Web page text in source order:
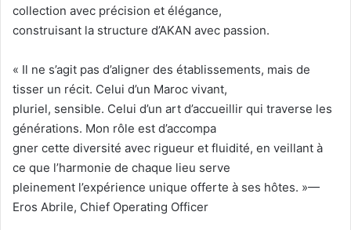
collection avec précision et élégance,
construisant la structure d’AKAN avec passion.
« Il ne s’agit pas d’aligner des établissements, mais de
tisser un récit. Celui d’un Maroc vivant,
pluriel, sensible. Celui d’un art d’accueillir qui traverse les
générations. Mon rôle est d’accompa
gner cette diversité avec rigueur et fluidité, en veillant à
ce que l’harmonie de chaque lieu serve
pleinement l’expérience unique offerte à ses hôtes. »—
Eros Abrile, Chief Operating Officer